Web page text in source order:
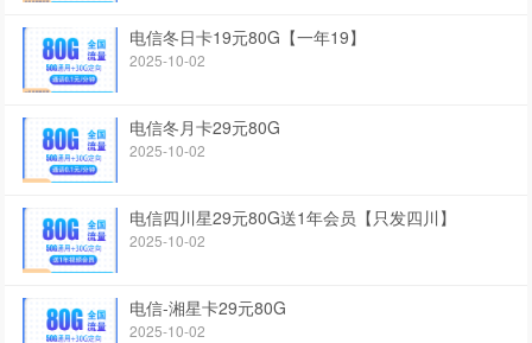
电信冬日卡19元80G【一年19】
2025-10-02
电信冬月卡29元80G
2025-10-02
电信四川星29元80G送1年会员【只发四川】
2025-10-02
电信-湘星卡29元80G
2025-10-02